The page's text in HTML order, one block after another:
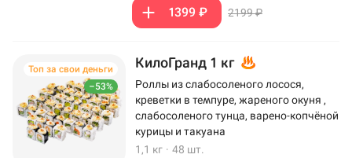
1399 ₽ 2199 ₽
–53%
Топ за свои деньги КилоГранд 1 кг
Роллы из слабосоленого лосося,
креветки в темпуре, жареного окуня ,
слабосоленого тунца, варено-копчёной
курицы и такуана
1,1 кг · 48 шт.